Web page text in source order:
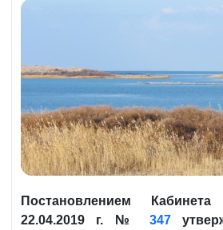
Постановлением
22.04.2019 г. № 347